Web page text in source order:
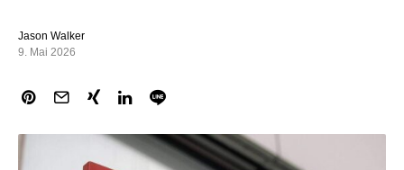
Jason Walker
9. Mai 2026